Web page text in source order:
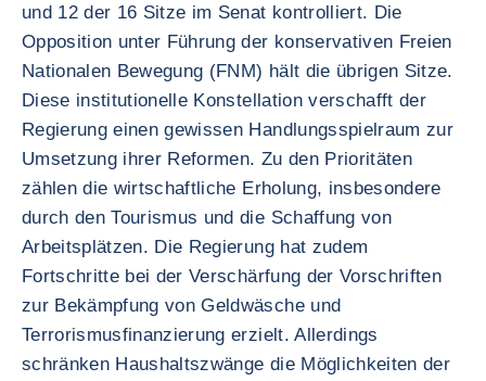
und 12 der 16 Sitze im Senat kontrolliert. Die
Opposition unter Führung der konservativen Freien
Nationalen Bewegung (FNM) hält die übrigen Sitze.
Diese institutionelle Konstellation verschafft der
Regierung einen gewissen Handlungsspielraum zur
Umsetzung ihrer Reformen. Zu den Prioritäten
zählen die wirtschaftliche Erholung, insbesondere
durch den Tourismus und die Schaffung von
Arbeitsplätzen. Die Regierung hat zudem
Fortschritte bei der Verschärfung der Vorschriften
zur Bekämpfung von Geldwäsche und
Terrorismusfinanzierung erzielt. Allerdings
schränken Haushaltszwänge die Möglichkeiten der